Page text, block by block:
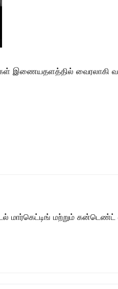
இணையதளத்தில் வைரலாகி
மார்கெட்டிங் மற்றும் கன்டெண்ட்